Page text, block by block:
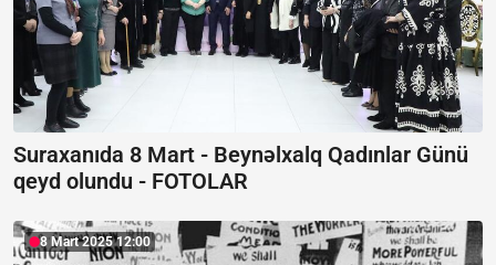
Suraxanıda 8 Mart - Beynəlxalq Qadınlar Günü
qeyd olundu - FOTOLAR
8 Mart 2025 12:00